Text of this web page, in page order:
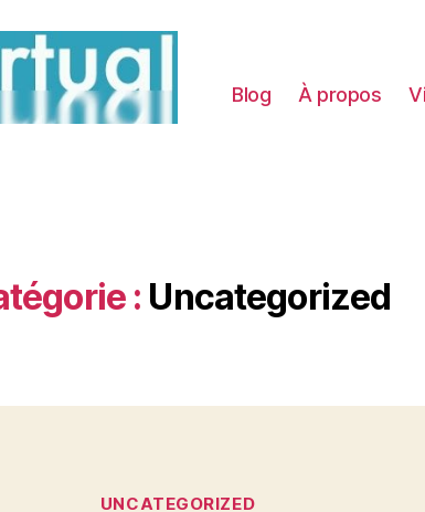
Blog À propos
: Uncategorized
Catégories
UNCATEGORIZED